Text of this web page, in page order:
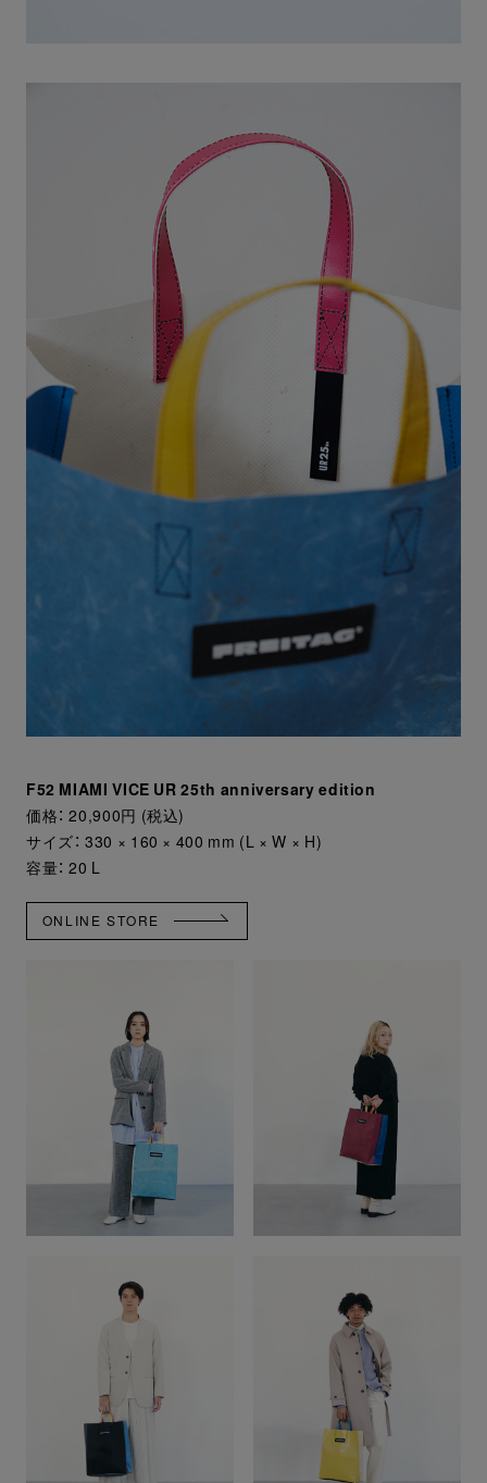
F52 MIAMI VICE UR 25th anniversary edition
価格： 20,900円 (税込)
サイズ： 330 × 160 × 400 mm (L × W × H)
容量： 20 L
ONLINE STORE